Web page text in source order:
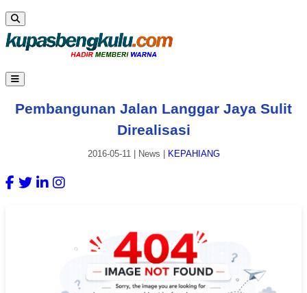
Pembangunan Jalan Langgar Jaya Sulit
Direalisasi
2016-05-11| News KEPAHIANG